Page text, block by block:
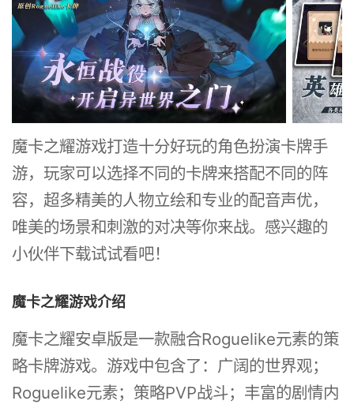
魔卡之耀游戏打造十分好玩的角色扮演卡牌手
游，玩家可以选择不同的卡牌来搭配不同的阵
容，超多精美的人物立绘和专业的配音声优，
唯美的场景和刺激的对决等你来战。感兴趣的
小伙伴下载试试看吧！
魔卡之耀游戏介绍
魔卡之耀安卓版是一款融合Roguelike元素的策
略卡牌游戏。游戏中包含了：广阔的世界观；
Roguelike元素；策略PVP战斗；丰富的剧情内